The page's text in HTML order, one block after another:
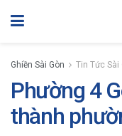
Ghiền Sài Gòn Tin Tức Sài
Phường 4
thành